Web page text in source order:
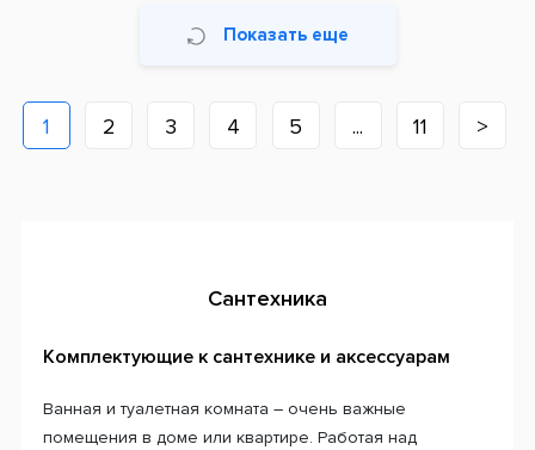
Показать еще
1 2 3 4 5 ... 11 >
Сантехника
Комплектующие к сантехнике и аксессуарам
Ванная и туалетная комната – очень важные
помещения в доме или квартире. Работая над